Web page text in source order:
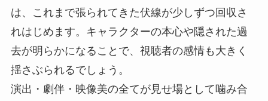
は、これまで張られてきた伏線が少しずつ回収さ
れはじめます。キャラクターの本心や隠された過
去が明らかになることで、視聴者の感情も大きく
揺さぶられるでしょう。
演出・劇伴・映像美の全てが見せ場として噛み合